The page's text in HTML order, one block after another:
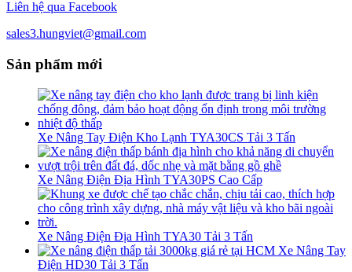
Liên hệ qua Facebook
sales3.hungviet@gmail.com
Sản phẩm mới
Xe Nâng Tay Điện Kho Lạnh TYA30CS Tải 3 Tấn
Xe Nâng Điện Địa Hình TYA30PS Cao Cấp
Xe Nâng Điện Địa Hình TYA30 Tải 3 Tấn
Xe Nâng Tay
Điện HD30 Tải 3 Tấn